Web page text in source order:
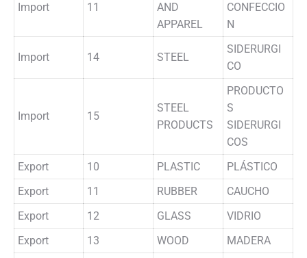
Import 11
AND
APPAREL
CONFECCIO
N
Import 14 STEEL
SIDERURGI
CO
Import 15
STEEL
PRODUCTS
PRODUCTO
S
SIDERURGI
COS
Export
10 PLASTIC
PLÁSTICO
Export
11 RUBBER
CAUCHO
Export
12 GLASS
VIDRIO
Export
13 WOOD MADERA